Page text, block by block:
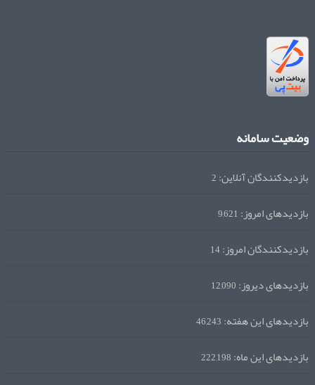
وضعیت سامانه
بازدیدکنندگان آنلاین:2
بازدیدهای امروز:9,621
بازدیدکنندگان امروز:14
بازدیدهای دیروز:12,090
بازدیدهای این هفته:46,243
بازدیدهای این ماه:222,198